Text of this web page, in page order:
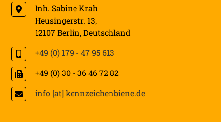
Inh. Sabine Krah
Heusingerstr. 13,
12107 Berlin,Deutschland
+49 (0) 179 - 47 95 613
+49 (0) 30 - 36 46 72 82
info [at] kennzeichenbiene.de